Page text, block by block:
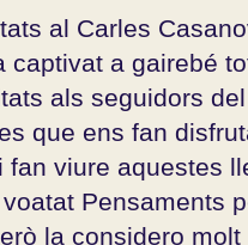
al Carles
captivat a gairebé
als seguidors
que ens fan
fan viure aquestes
Pensaments
la considero